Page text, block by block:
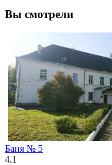
Вы смотрели
Баня № 5
4.1